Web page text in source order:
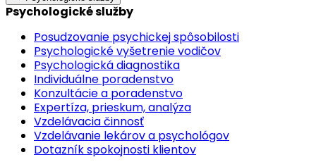
Psychologické služby
Posudzovanie psychickej spôsobilosti
Psychologické vyšetrenie vodičov
Psychologická diagnostika
Individuálne poradenstvo
Konzultácie a poradenstvo
Expertíza, prieskum, analýza
Vzdelávacia činnosť
Vzdelávanie lekárov a psychológov
Dotazník spokojnosti klientov